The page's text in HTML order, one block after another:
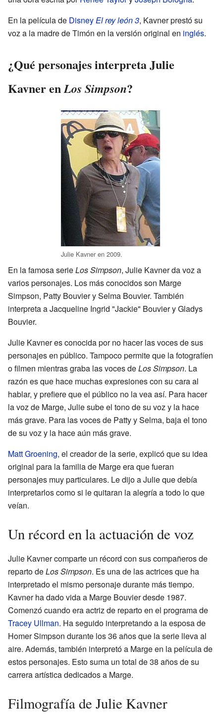
En la película de DisneyEl rey león 3, Kavner prestó su
voz a la madre de Timón en la versión original en inglés.
¿Qué personajes interpreta Julie
Kavner enLos Simpson?
Julie Kavner en 2009.
En la famosa serieLos Simpson, Julie Kavner da voz a
varios personajes. Los más conocidos son Marge
Simpson, Patty Bouvier y Selma Bouvier. También
interpreta a Jacqueline Ingrid "Jackie" Bouvier y Gladys
Bouvier.
Julie Kavner es conocida por no hacer las voces de sus
personajes en público. Tampoco permite que la fotografíen
o filmen mientras graba las voces deLos Simpson. La
razón es que hace muchas expresiones con su cara al
hablar, y prefiere que el público no la vea así. Para hacer
la voz de Marge, Julie sube el tono de su voz y la hace
más grave. Para las voces de Patty y Selma, baja el tono
de su voz y la hace aún más grave.
Matt Groening, el creador de la serie, explicó que su idea
original para la familia de Marge era que fueran
personajes muy particulares. Le dijo a Julie que debía
interpretarlos como si le quitaran la alegría a todo lo que
veían.
Un récord en la actuación de voz
Julie Kavner comparte un récord con sus compañeros de
reparto deLos Simpson. Es una de las actrices que ha
interpretado el mismo personaje durante más tiempo.
Kavner ha dado vida a Marge Bouvier desde 1987.
Comenzó cuando era actriz de reparto en el programa de
Tracey Ullman. Ha seguido interpretando a la esposa de
Homer Simpson durante los 36 años que la serie lleva al
aire. Además, también interpretó a Marge en la película de
estos personajes. Esto suma un total de 38 años de su
carrera artística dedicados a Marge.
Filmografía de Julie Kavner